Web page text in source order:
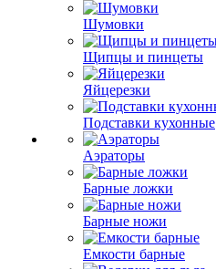
Шумовки
Щипцы и пинцеты
Яйцерезки
Подставки кухонные
Аэраторы
Барные ложки
Барные ножи
Емкости барные